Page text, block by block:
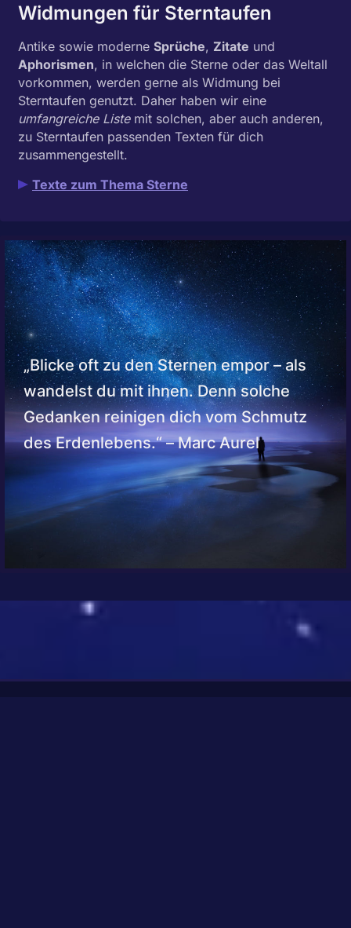
Widmungen für Stern­taufen
Antike sowie moderne Sprüche, Zitate und
Aphorismen, in welchen die Sterne oder das Weltall
vorkommen, werden gerne als Widmung bei
Sterntaufen genutzt. Daher haben wir eine
umfangreiche Listemit solchen, aber auch anderen,
zu Sterntaufen passenden Texten für dich
zusammen­gestellt.
Texte zum Thema Sterne
„Blicke oft zu den Sternen empor – als
wandelst du mit ihnen. Denn solche
Gedanken reinigen dich vom Schmutz
des Erdenlebens.“ – Marc Aurel